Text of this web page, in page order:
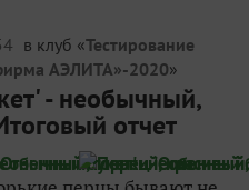
в клуб «Тестирование
АЭЛИТА»-2020»
- необычный,
отчет